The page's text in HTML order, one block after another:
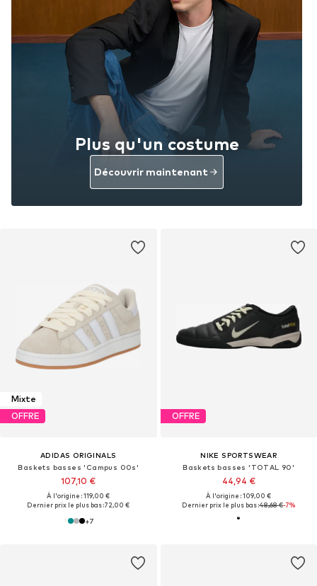
Mixte
OFFRE
ADIDAS ORIGINALS
Baskets basses 'Campus 00s'
107,10 €
À l'origine : 119,00 €
Dernier prix le plus bas :72,00 €
+7
OFFRE
NIKE SPORTSWEAR
Baskets basses 'TOTAL 90'
44,94 €
À l'origine : 109,00 €
Dernier prix le plus bas :48,68 €-7%
Plus qu'un costume
Découvrir maintenant